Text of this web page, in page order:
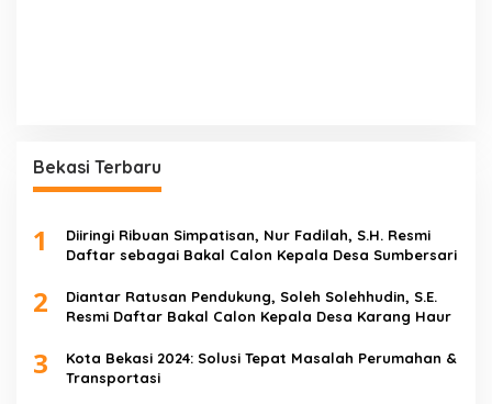
Bekasi Terbaru
1
Diiringi Ribuan Simpatisan, Nur Fadilah, S.H. Resmi
Daftar sebagai Bakal Calon Kepala Desa Sumbersari
2
Diantar Ratusan Pendukung, Soleh Solehhudin, S.E.
Resmi Daftar Bakal Calon Kepala Desa Karang Haur
3
Kota Bekasi 2024: Solusi Tepat Masalah Perumahan &
Transportasi